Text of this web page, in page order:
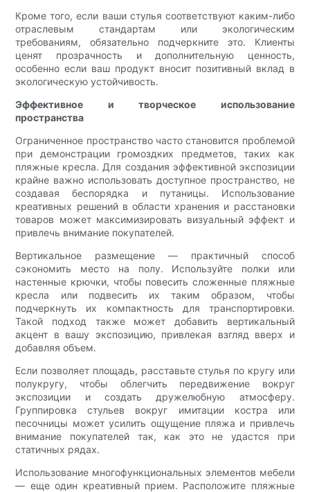
Кроме того, если ваши стулья соответствуют каким-либо
отраслевым стандартам или экологическим
требованиям, обязательно подчеркните это. Клиенты
ценят прозрачность и дополнительную ценность,
особенно если ваш продукт вносит позитивный вклад в
экологическую устойчивость.
Эффективное и творческое использование
пространства
Ограниченное пространство часто становится проблемой
при демонстрации громоздких предметов, таких как
пляжные кресла. Для создания эффективной экспозиции
крайне важно использовать доступное пространство, не
создавая беспорядка и путаницы. Использование
креативных решений в области хранения и расстановки
товаров может максимизировать визуальный эффект и
привлечь внимание покупателей.
Вертикальное размещение — практичный способ
сэкономить место на полу. Используйте полки или
настенные крючки, чтобы повесить сложенные пляжные
кресла или подвесить их таким образом, чтобы
подчеркнуть их компактность для транспортировки.
Такой подход также может добавить вертикальный
акцент в вашу экспозицию, привлекая взгляд вверх и
добавляя объем.
Если позволяет площадь, расставьте стулья по кругу или
полукругу, чтобы облегчить передвижение вокруг
экспозиции и создать дружелюбную атмосферу.
Группировка стульев вокруг имитации костра или
песочницы может усилить ощущение пляжа и привлечь
внимание покупателей так, как это не удастся при
статичных рядах.
Использование многофункциональных элементов мебели
— еще один креативный прием. Расположите пляжные